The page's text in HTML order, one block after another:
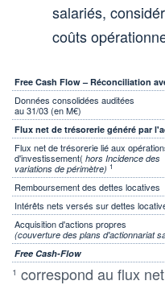
salariés,
coûts
Free Cash Flow – Réconciliation
Données consolidées auditées
au 31/03 (en M€)
Flux net de trésorerie généré par
Flux net de trésorerie lié aux
d'investissement( hors Incidence des
variations de périmètre) 1
Remboursement des dettes locatives
Intérêts nets versés sur dettes
Acquisition d'actions propres
(couverture des plans d'actionnariat
Free Cash-Flow
¹ correspond au flux